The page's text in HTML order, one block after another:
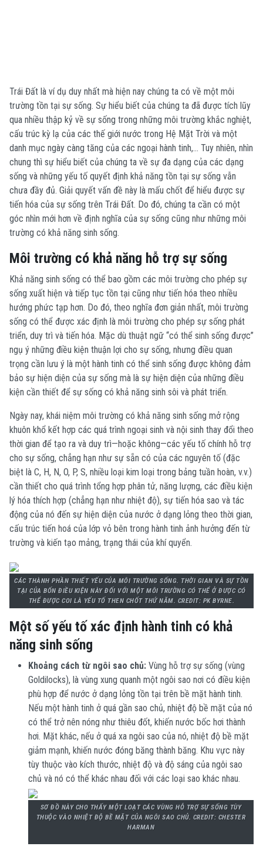
Trái Đất là ví dụ duy nhất mà hiện nay chúng ta có về một môi
trường tồn tại sự sống. Sự hiểu biết của chúng ta đã được tích lũy
qua nhiều thập kỷ về sự sống trong những môi trường khắc nghiệt,
cấu trúc kỳ lạ của các thế giới nước trong Hệ Mặt Trời và một
danh mục ngày càng tăng của các ngoại hành tinh,… Tuy nhiên, nhìn
chung thì sự hiểu biết của chúng ta về sự đa dạng của các dạng
sống và những yếu tố quyết định khả năng tồn tại sự sống vẫn
chưa đầy đủ. Giải quyết vấn đề này là mấu chốt để hiểu được sự
tiến hóa của sự sống trên Trái Đất. Do đó, chúng ta cần có một
góc nhìn mới hơn về định nghĩa của sự sống cũng như những môi
trường có khả năng sinh sống.
Môi trường có khả năng hỗ trợ sự sống
Khả năng sinh sống có thể bao gồm các môi trường cho phép sự
sống xuất hiện và tiếp tục tồn tại cũng như tiến hóa theo nhiều
hướng phức tạp hơn. Do đó, theo nghĩa đơn giản nhất, môi trường
sống có thể được xác định là môi trường cho phép sự sống phát
triển, duy trì và tiến hóa. Mặc dù thuật ngữ “có thể sinh sống được”
ngụ ý những điều kiện thuận lợi cho sự sống, nhưng điều quan
trọng cần lưu ý là một hành tinh có thể sinh sống được không đảm
bảo sự hiện diện của sự sống mà là sự hiện diện của những điều
kiện cần thiết để sự sống có khả năng sinh sôi và phát triển.
Ngày nay, khái niệm môi trường có khả năng sinh sống mở rộng
khuôn khổ kết hợp các quá trình ngoại sinh và nội sinh thay đổi theo
thời gian để tạo ra và duy trì—hoặc không—các yếu tố chính hỗ trợ
cho sự sống, chẳng hạn như sự sẵn có của các nguyên tố (đặc
biệt là C, H, N, O, P, S, nhiều loại kim loại trong bảng tuần hoàn, v.v.)
cần thiết cho quá trình tổng hợp phân tử, năng lượng, các điều kiện
lý hóa thích hợp (chẳng hạn như nhiệt độ), sự tiến hóa sao và tác
động của nó đến sự hiện diện của nước ở dạng lỏng theo thời gian,
cấu trúc tiến hoá của lớp vỏ bên trong hành tinh ảnh hưởng đến từ
trường và kiến ​​tạo mảng, trạng thái của khí quyển.
CÁC THÀNH PHẦN THIẾT YẾU CỦA MÔI TRƯỜNG SỐNG. THỜI GIAN VÀ SỰ TỒN
TẠI CỦA BỐN ĐIỀU KIỆN NÀY ĐỐI VỚI MỘT MÔI TRƯỜNG CÓ THỂ Ở ĐƯỢC CÓ
THỂ ĐƯỢC COI LÀ YẾU TỐ THEN CHỐT THỨ NĂM. CREDIT: PK BYRNE.
Một số yếu tố xác định hành tinh có khả
năng sinh sống
Khoảng cách từ ngôi sao chủ: Vùng hỗ trợ sự sống (vùng
Goldilocks), là vùng xung quanh một ngôi sao nơi có điều kiện
phù hợp để nước ở dạng lỏng tồn tại trên bề mặt hành tinh.
Nếu một hành tinh ở quá gần sao chủ, nhiệt độ bề mặt của nó
có thể trở nên nóng như thiêu đốt, khiến nước bốc hơi thành
hơi. Mặt khác, nếu ở quá xa ngôi sao của nó, nhiệt độ bề mặt
giảm mạnh, khiến nước đóng băng thành băng. Khu vực này
tùy thuộc vào kích thước, nhiệt độ và độ sáng của ngôi sao
chủ và nó có thể khác nhau đối với các loại sao khác nhau.
SƠ ĐỒ NÀY CHO THẤY MỘT LOẠT CÁC VÙNG HỖ TRỢ SỰ SỐNG TÙY
THUỘC VÀO NHIỆT ĐỘ BỀ MẶT CỦA NGÔI SAO CHỦ. CREDIT: CHESTER
HARMAN